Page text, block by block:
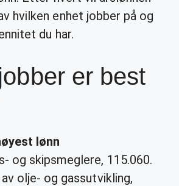
hvilken enhet jobber på og
du har.
er best
lønn
og skipsmeglere, 115.060.
olje- og gassutvikling,